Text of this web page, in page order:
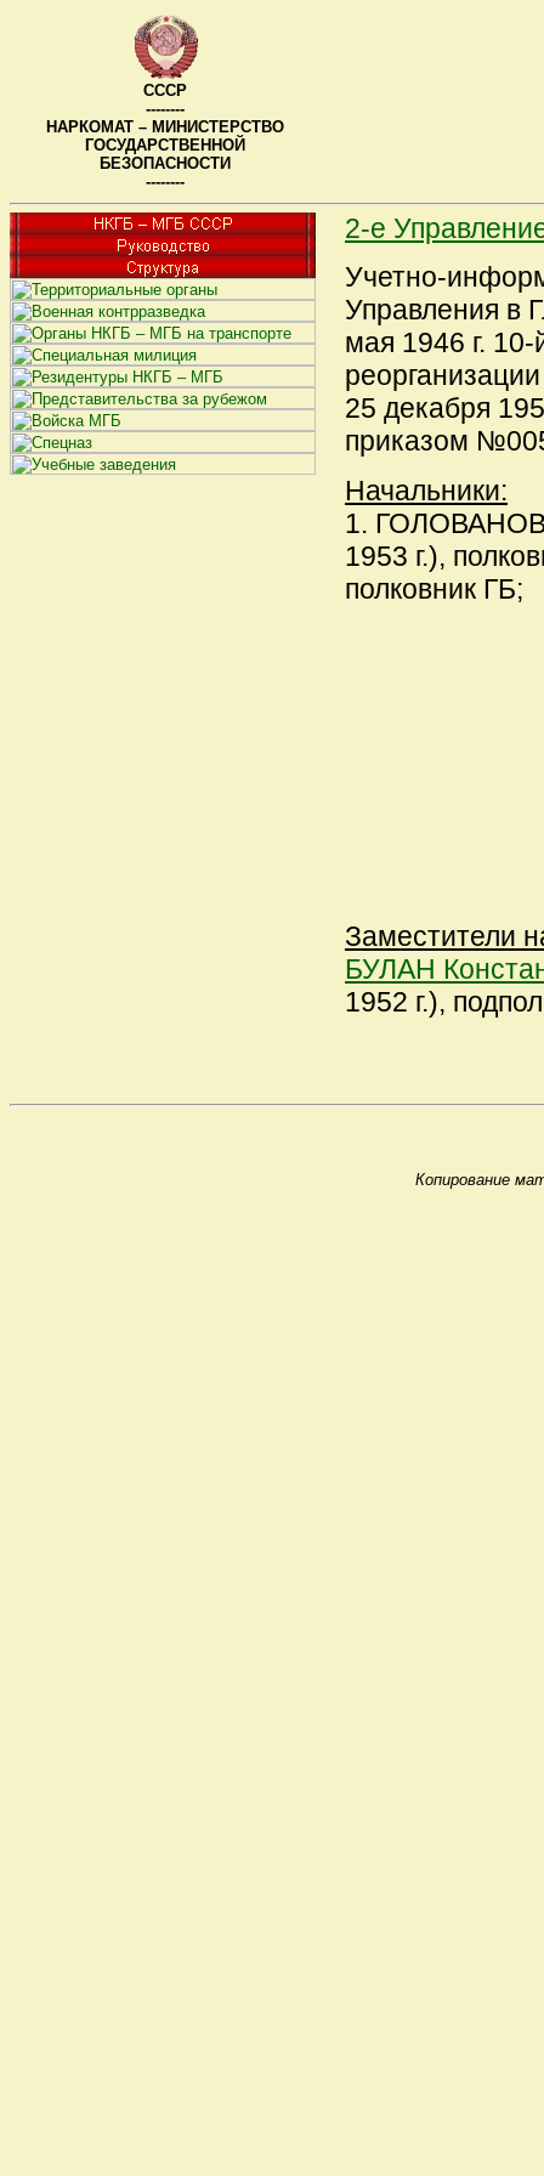
СССР
--------
НАРКОМАТ – МИНИСТЕРСТВО
ГОСУДАРСТВЕННОЙ
БЕЗОПАСНОСТИ
--------
2-е
Учетно-
Управления в
мая 1946 г.
25 декабря
приказом
Начальники:
1. ГОЛОВАНОВ
1953 г.),
полковник ГБ;
Заместители
БУЛАН
1952 г.),
Копирование